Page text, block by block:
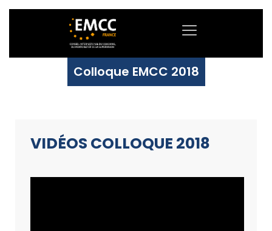
Colloque EMCC 2018
VIDÉOS COLLOQUE 2018